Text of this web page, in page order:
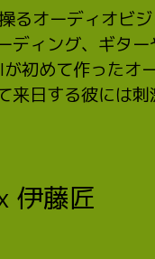
オーディオビ
ィング、ギタ
初めて作った
日する彼には
伊藤匠